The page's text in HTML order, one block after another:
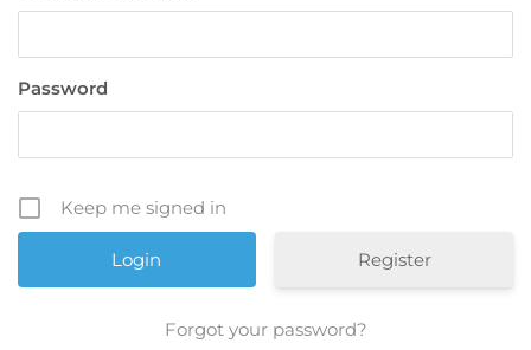
Password
Keep me signed in
Register
Forgot your password?